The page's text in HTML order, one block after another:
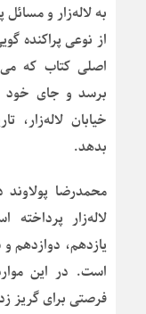
به لاله‌زار و
از نوعی پراکنده
اصلی کتاب که
برسد و جای خود
خیابان
بدهد.
محمدرضا
لاله‌زار
یازدهم،
است. در این
فرصتی برای گریز